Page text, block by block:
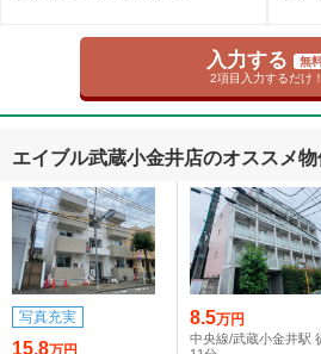
入力する
無
2項目入力するだけ！
エイブル武蔵小金井店のオススメ物
写真充実
15.8万円
8.5万円
中央線/武蔵小金井駅